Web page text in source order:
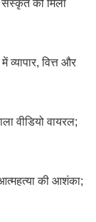
को मिला
वित्त और
वीडियो वायरल;
की आशंका;